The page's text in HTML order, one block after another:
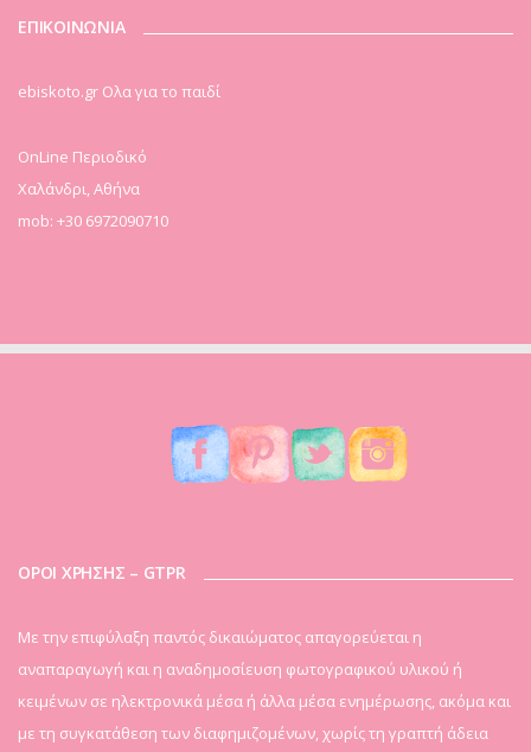
ΕΠΙΚΟΙΝΩΝΙΑ
ebiskoto.gr Ολα για το παιδί
OnLine Περιοδικό
Χαλάνδρι, Αθήνα
mob: +30 6972090710
ΟΡΟΙ ΧΡΗΣΗΣ – GTPR
Mε την επιφύλαξη παντός δικαιώματος απαγορεύεται η
αναπαραγωγή και η αναδημοσίευση φωτογραφικού υλικού ή
κειμένων σε ηλεκτρονικά μέσα ή άλλα μέσα ενημέρωσης, ακόμα και
με τη συγκατάθεση των διαφημιζομένων, χωρίς τη γραπτή άδεια